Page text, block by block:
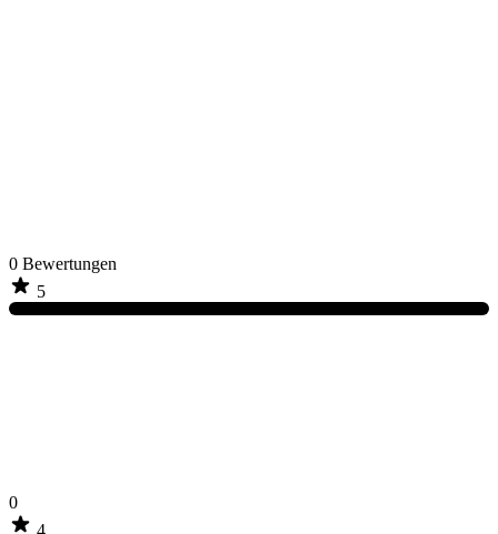
0 Bewertungen
5
0